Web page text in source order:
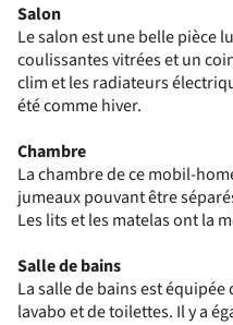
Salon
Le salon est une belle pièce
coulissantes vitrées et un
clim et les radiateurs
été comme hiver.
Chambre
La chambre de ce mobil-
jumeaux pouvant être
Les lits et les matelas ont la
Salle de bains
La salle de bains est équipée
lavabo et de toilettes. Il y a